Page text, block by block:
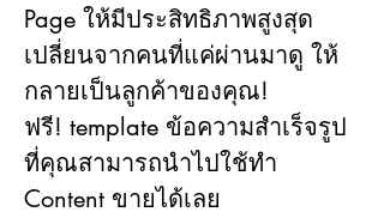
Page ให้มีประสิทธิภาพสูงสุด
เปลี่ยนจากคนที่แค่ผ่านมาดู ให้
กลายเป็นลูกค้าของคุณ!
ฟรี! template ข้อความสำเร็จรูป
ที่คุณสามารถนำไปใช้ทำ
Content ขายได้เลย